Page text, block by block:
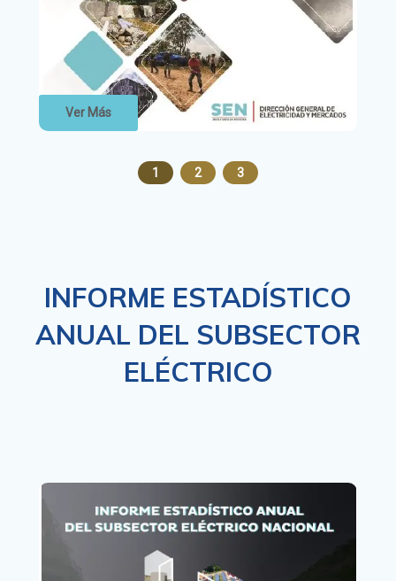
Ver Más
1 2 3
INFORME ESTADÍSTICO
ANUAL DEL SUBSECTOR
ELÉCTRICO